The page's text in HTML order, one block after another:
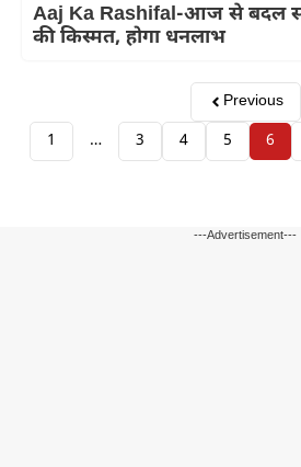
Aaj Ka Rashifal-आज से बदल
की किस्मत, होगा धनलाभ
Previous
1
… 3 4 5 6
---Advertisement---